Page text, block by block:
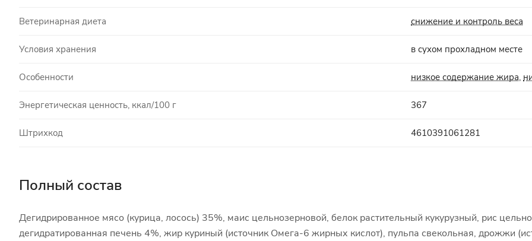
Ветеринарная диета снижение и контроль веса
Условия хранения в сухом прохладном месте
Особенности низкое содержание жира,
Энергетическая ценность, ккал/100 г 367
Штрихкод 4610391061281
Полный состав
Дегидрированное мясо (курица, лосось) 35%, маис цельнозерновой, белок растительный кукурузный, рис
дегидратированная печень 4%, жир куриный (источник Омега-6 жирных кислот), пульпа свекольная, дрожжи